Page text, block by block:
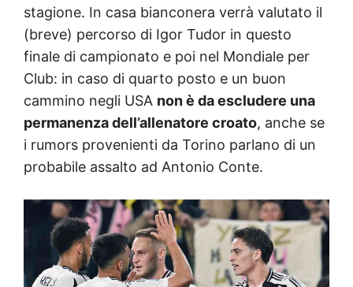
stagione. In casa bianconera verrà valutato il
(breve) percorso di Igor Tudor in questo
finale di campionato e poi nel Mondiale per
Club: in caso di quarto posto e un buon
cammino negli USA non è da escludere una
permanenza dell’allenatore croato, anche se
i rumors provenienti da Torino parlano di un
probabile assalto ad Antonio Conte.